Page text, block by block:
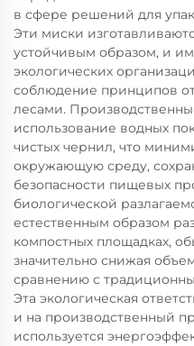
в сфере решений для
Эти миски
устойчивым образом, и
экологических
соблюдение принципов
лесами.
использование водных
чистых чернил, что
окружающую среду,
безопасности пищевых
биологической
естественным образом
компостных площадках,
значительно снижая
сравнению с
Эта экологическая
и на производственный
используется